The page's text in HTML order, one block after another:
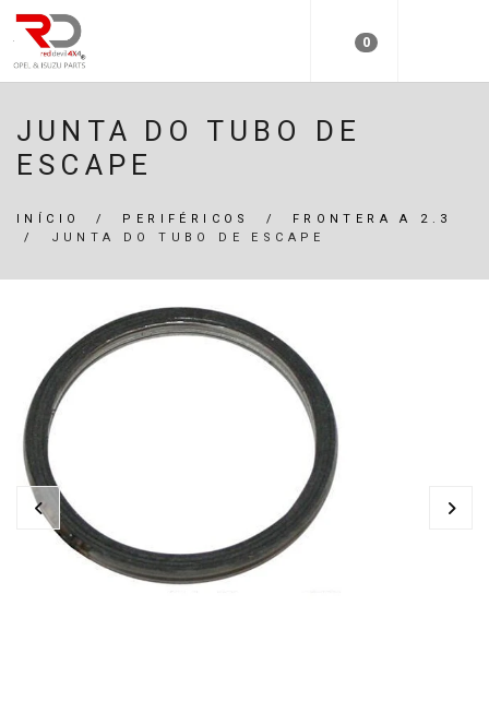
0
JUNTA DO TUBO DE
ESCAPE
INÍCIO / PERIFÉRICOS / FRONTERA A 2.3
/
JUNTA DO TUBO DE ESCAPE